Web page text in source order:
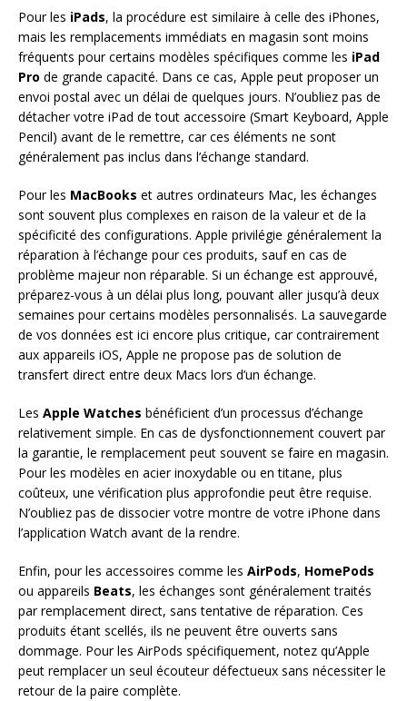
Pour les iPads, la procédure est similaire à celle des iPhones,
mais les remplacements immédiats en magasin sont moins
fréquents pour certains modèles spécifiques comme les iPad
Pro de grande capacité. Dans ce cas, Apple peut proposer un
envoi postal avec un délai de quelques jours. N’oubliez pas de
détacher votre iPad de tout accessoire (Smart Keyboard, Apple
Pencil) avant de le remettre, car ces éléments ne sont
généralement pas inclus dans l’échange standard.
Pour les MacBooks et autres ordinateurs Mac, les échanges
sont souvent plus complexes en raison de la valeur et de la
spécificité des configurations. Apple privilégie généralement la
réparation à l’échange pour ces produits, sauf en cas de
problème majeur non réparable. Si un échange est approuvé,
préparez-vous à un délai plus long, pouvant aller jusqu’à deux
semaines pour certains modèles personnalisés. La sauvegarde
de vos données est ici encore plus critique, car contrairement
aux appareils iOS, Apple ne propose pas de solution de
transfert direct entre deux Macs lors d’un échange.
Les Apple Watches bénéficient d’un processus d’échange
relativement simple. En cas de dysfonctionnement couvert par
la garantie, le remplacement peut souvent se faire en magasin.
Pour les modèles en acier inoxydable ou en titane, plus
coûteux, une vérification plus approfondie peut être requise.
N’oubliez pas de dissocier votre montre de votre iPhone dans
l’application Watch avant de la rendre.
Enfin, pour les accessoires comme les AirPods, HomePods
ou appareils Beats, les échanges sont généralement traités
par remplacement direct, sans tentative de réparation. Ces
produits étant scellés, ils ne peuvent être ouverts sans
dommage. Pour les AirPods spécifiquement, notez qu’Apple
peut remplacer un seul écouteur défectueux sans nécessiter le
retour de la paire complète.